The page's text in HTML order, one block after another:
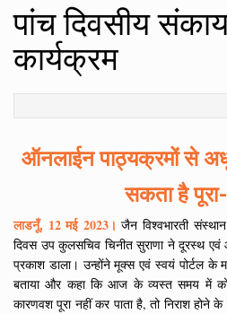
पांच दिवसीय
कार्यक्रम
ऑनलाईन पाठ्यक्रमों से
सकता है
लाडनूँ, 12 मई 2023। जैन विश्वभारती
दिवस उप कुलसचिव चिनीत सुराणा ने दूरस्थ एवं
प्रकाश डाला। उन्होंने मूक्स एवं स्वयं पोर्टल के
बताया और कहा कि आज के व्यस्त समय में
कारणवश पूरा नहीं कर पाता है, तो निराश होने